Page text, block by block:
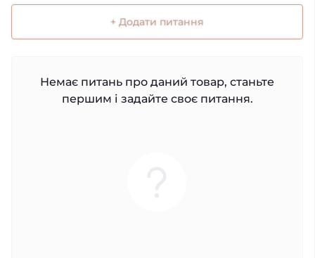
+ Додати питання
Немає питань про даний товар, станьте
першим і задайте своє питання.